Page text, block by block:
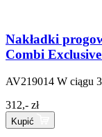
Nakładki
Combi
AV219014 W ciągu
312,- zł
Kupić